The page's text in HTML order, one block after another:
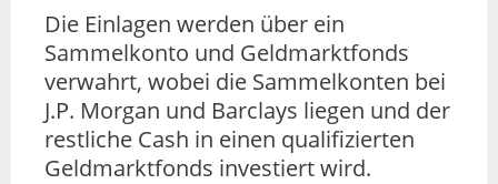
Die Einlagen werden über ein
Sammelkonto und Geldmarktfonds
verwahrt, wobei die Sammelkonten bei
J.P. Morgan und Barclays liegen und der
restliche Cash in einen qualifizierten
Geldmarktfonds investiert wird.